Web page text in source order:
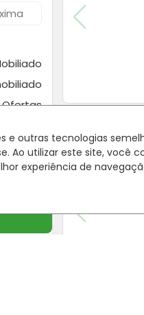
e outras tecnologias
Ao utilizar este site, você
experiência de
Ofertas
Friendly